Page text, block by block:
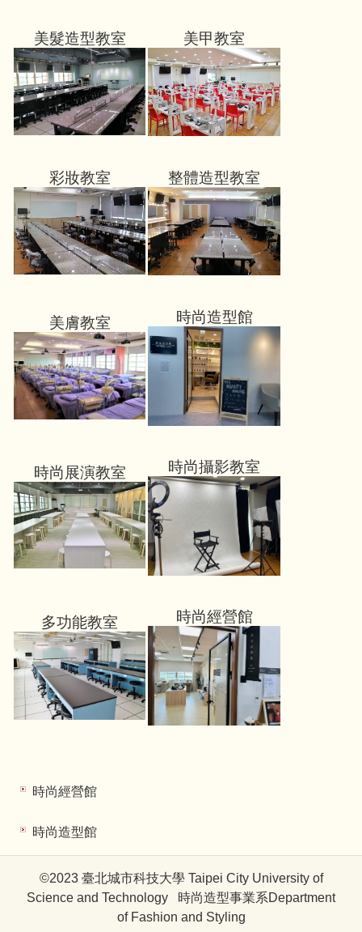
美髮造型教室 美甲教室
彩妝教室 整體造型教室
美膚教室 時尚造型館
時尚展演教室 時尚攝影教室
多功能教室 時尚經營館
時尚經營館
時尚造型館
©2023 臺北城市科技大學 Taipei City University of
Science and Technology 時尚造型事業系Department
of Fashion and Styling